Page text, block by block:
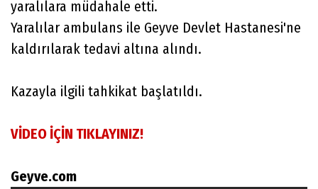
yaralılara müdahale etti.
Yaralılar ambulans ile Geyve Devlet Hastanesi'ne
kaldırılarak tedavi altına alındı.
Kazayla ilgili tahkikat başlatıldı.
VİDEO İÇİN TIKLAYINIZ!
Geyve.com